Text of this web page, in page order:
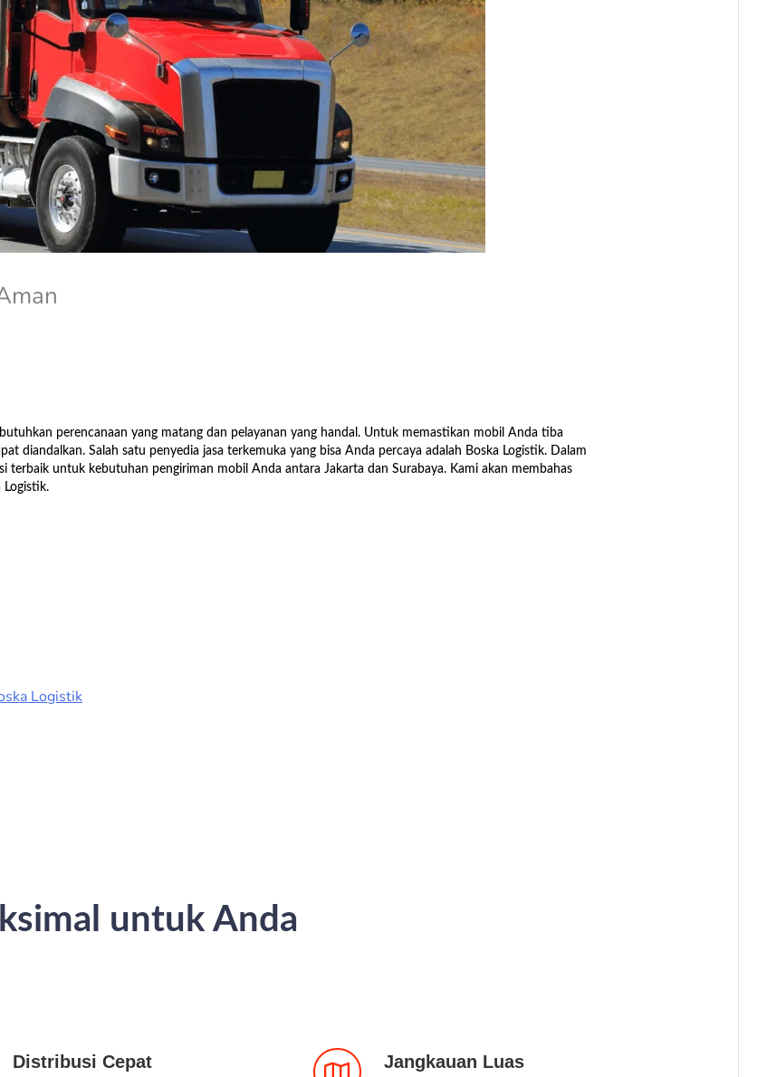
perencanaan yang matang dan pelayanan yang handal. Untuk memastikan mobil Anda tiba
diandalkan. Salah satu penyedia jasa terkemuka yang bisa Anda percaya adalah Boska Logistik. Dalam
terbaik untuk kebutuhan pengiriman mobil Anda antara Jakarta dan Surabaya. Kami akan membahas
Logistik.
Logistik
untuk Anda
Distribusi Cepat Jangkauan Luas